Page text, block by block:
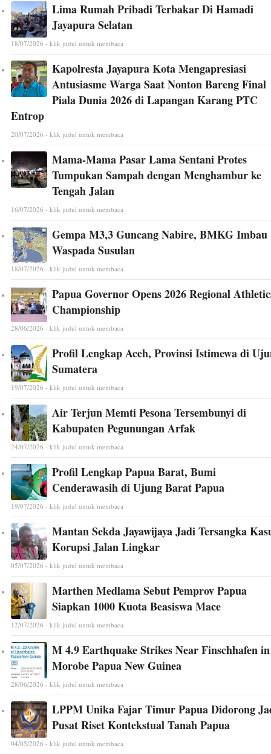
Lima Rumah Pribadi Terbakar Di Hamadi
Jayapura Selatan
18/07/2026 - klik judul untuk membaca
Kapolresta Jayapura Kota Mengapresiasi
Antusiasme Warga Saat Nonton Bareng Final
Piala Dunia 2026 di Lapangan Karang PTC
Entrop
20/07/2026 - klik judul untuk membaca
Mama-Mama Pasar Lama Sentani Protes
Tumpukan Sampah dengan Menghambur ke
Tengah Jalan
16/07/2026 - klik judul untuk membaca
Gempa M3,3 Guncang Nabire, BMKG Imbau
Waspada Susulan
18/07/2026 - klik judul untuk membaca
Papua Governor Opens 2026 Regional
Championship
28/06/2026 - klik judul untuk membaca
Profil Lengkap Aceh, Provinsi Istimewa di
Sumatera
19/07/2026 - klik judul untuk membaca
Air Terjun Memti Pesona Tersembunyi di
Kabupaten Pegunungan Arfak
24/07/2026 - klik judul untuk membaca
Profil Lengkap Papua Barat, Bumi
Cenderawasih di Ujung Barat Papua
19/07/2026 - klik judul untuk membaca
Mantan Sekda Jayawijaya Jadi Tersangka
Korupsi Jalan Lingkar
05/07/2026 - klik judul untuk membaca
Marthen Medlama Sebut Pemprov Papua
Siapkan 1000 Kuota Beasiswa Mace
12/07/2026 - klik judul untuk membaca
M 4.9 Earthquake Strikes Near Finschhafen in
Morobe Papua New Guinea
28/06/2026 - klik judul untuk membaca
LPPM Unika Fajar Timur Papua Didorong
Pusat Riset Kontekstual Tanah Papua
04/05/2026 - klik judul untuk membaca